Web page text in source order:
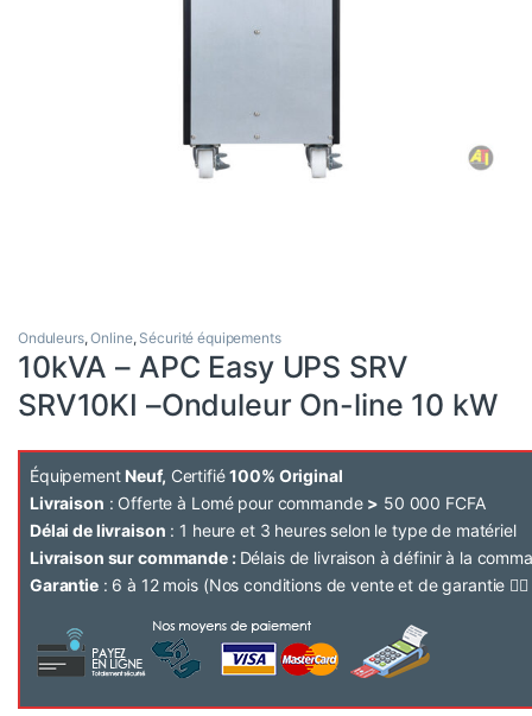
Onduleurs,Online, Sécurité équipements
10kVA – APC Easy UPS SRV
SRV10KI –Onduleur On-line 10 kW
Équipement Neuf, Certifié100% Original
Livraison : Offerte à Lomé pour commande > 50 000 FCFA
Délai de livraison : 1 heure et 3 heures selon le type de matériel
Livraison sur commande : Délais de livraison à définir à la
Garantie: 6 à 12 mois (Nos conditions de vente et de garantie 👉🏽